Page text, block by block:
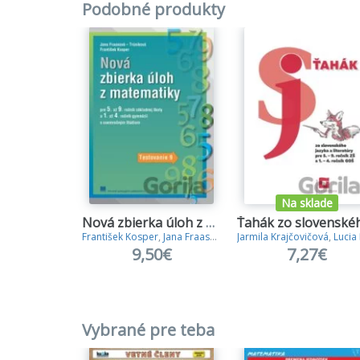
-
- k
-
-
vzorce
-
V
-
-
-
-
-
-
Podobné produkty
Nová zbierka úloh z matematiky pre 5. až 9. r. ZŠ
František Kosper, Jana Fraasová
9,50€
Na sklade
Jarmila Krajčovičová, Lucia
7,27€
Vybrané pre teba